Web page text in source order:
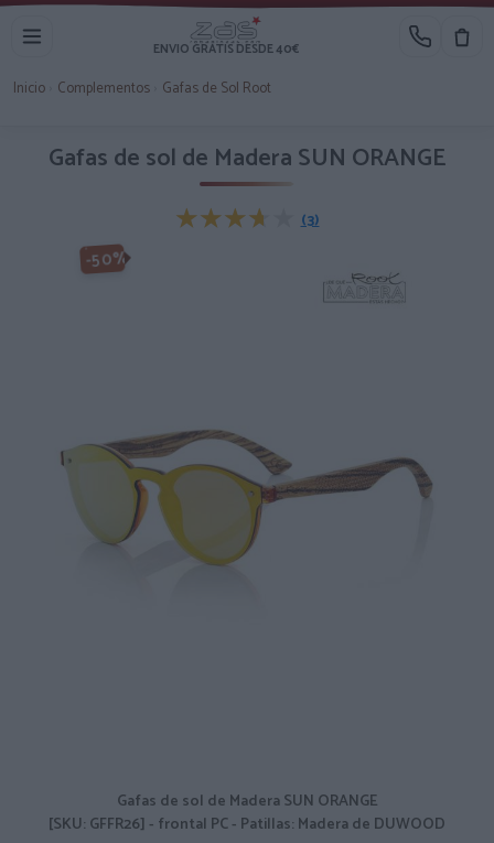
ENVIO GRATIS DESDE 40€
Inicio Complementos Gafas de Sol Root
Gafas de sol de Madera SUN ORANGE
★★★★★
★★★★★ (3)
-50%
Gafas de sol de Madera SUN ORANGE
[SKU: GFFR26] - frontal PC - Patillas: Madera de DUWOOD